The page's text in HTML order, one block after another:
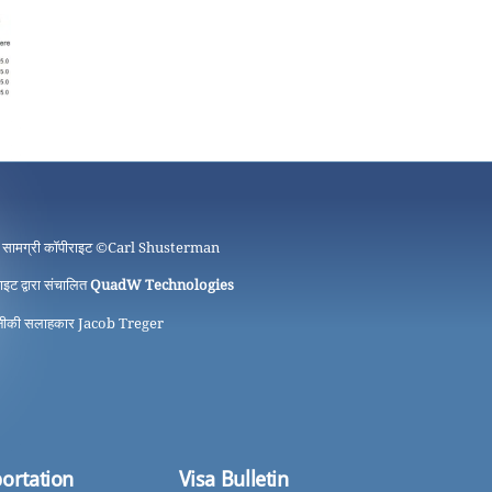
कॉपीराइट ©Carl Shusterman
द्वारा संचालितQuadW Technologies
सलाहकार Jacob Treger
Visa Bulletin